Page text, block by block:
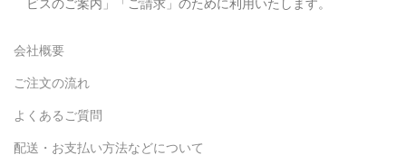
ビスのご案内」「ご請求」のために利用いたします。
会社概要
ご注文の流れ
よくあるご質問
配送・お支払い方法などについて